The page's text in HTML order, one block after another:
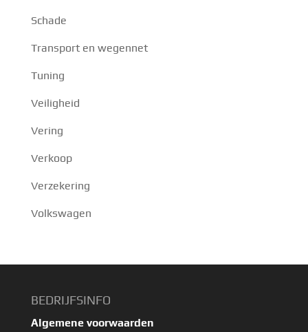
Schade
Transport en wegennet
Tuning
Veiligheid
Vering
Verkoop
Verzekering
Volkswagen
BEDRIJFSINFO
Algemene voorwaarden